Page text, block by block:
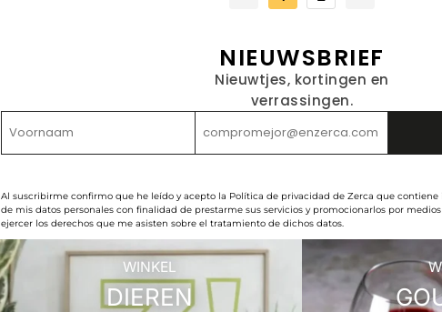
NIEUWSBRIEF
Nieuwtjes, kortingen en
verrassingen.
Al suscribirme confirmo que he leído y acepto la Política de privacidad de Zerca que
de mis datos personales con finalidad de prestarme sus servicios y promocionarlos por
ejercer los derechos que me asisten sobre el tratamiento de dichos datos.
WINKEL
DIEREN